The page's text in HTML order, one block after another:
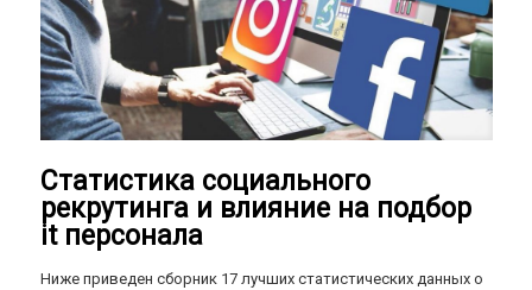
Статистика социального
рекрутинга и влияние на подбор
it персонала
Ниже приведен сборник 17 лучших статистических данных о